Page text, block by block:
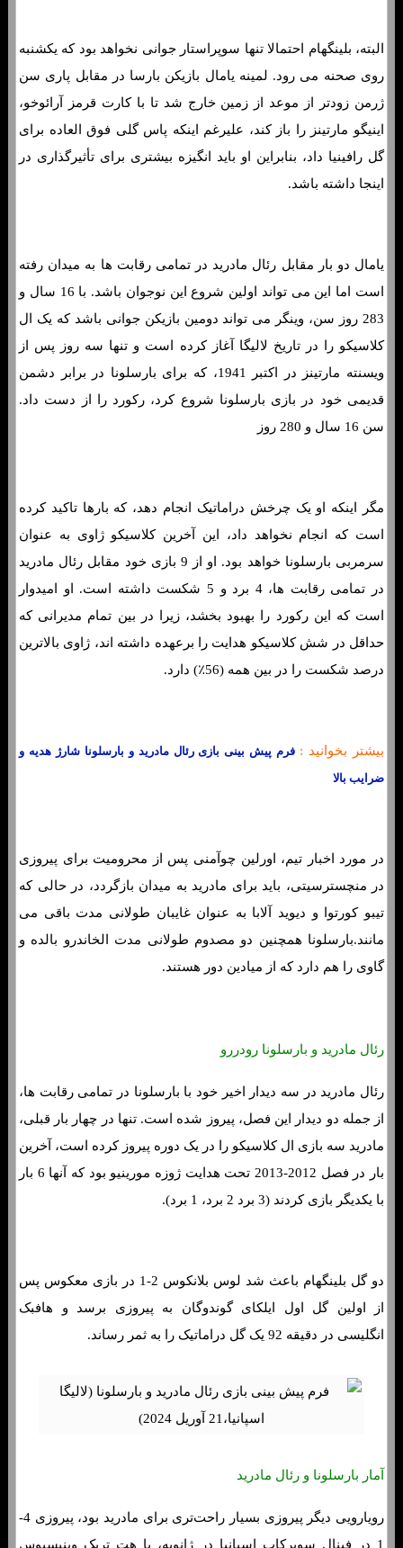
البته، بلینگهام احتمالا تنها سوپراستار جوانی نخواهد بود که یکشنبه
روی صحنه می رود. لمینه یامال بازیکن بارسا در مقابل پاری سن
ژرمن زودتر از موعد از زمین خارج شد تا با کارت قرمز آرائوخو،
اینیگو مارتینز را باز کند، علیرغم اینکه پاس گلی فوق العاده برای
گل رافینیا داد، بنابراین او باید انگیزه بیشتری برای تأثیرگذاری در
اینجا داشته باشد.
یامال دو بار مقابل رئال مادرید در تمامی رقابت ها به میدان رفته
است اما این می تواند اولین شروع این نوجوان باشد. با 16 سال و
283 روز سن، وینگر می تواند دومین بازیکن جوانی باشد که یک ال
کلاسیکو را در تاریخ لالیگا آغاز کرده است و تنها سه روز پس از
ویسنته مارتینز در اکتبر 1941، که برای بارسلونا در برابر دشمن
قدیمی خود در بازی بارسلونا شروع کرد، رکورد را از دست داد.
سن 16 سال و 280 روز
مگر اینکه او یک چرخش دراماتیک انجام دهد، که بارها تاکید کرده
است که انجام نخواهد داد، این آخرین کلاسیکو ژاوی به عنوان
سرمربی بارسلونا خواهد بود. او از 9 بازی خود مقابل رئال مادرید
در تمامی رقابت ها، 4 برد و 5 شکست داشته است. او امیدوار
است که این رکورد را بهبود بخشد، زیرا در بین تمام مدیرانی که
حداقل در شش کلاسیکو هدایت را برعهده داشته اند، ژاوی بالاترین
درصد شکست را در بین همه (56٪) دارد.
بیشتر بخوانید : فرم پیش بینی بازی رئال مادرید و بارسلونا شارژ هدیه و
ضرایب بالا
در مورد اخبار تیم، اورلین چوآمنی پس از محرومیت برای پیروزی
در منچسترسیتی، باید برای مادرید به میدان بازگردد، در حالی که
تیبو کورتوا و دیوید آلابا به عنوان غایبان طولانی مدت باقی می
مانند.بارسلونا همچنین دو مصدوم طولانی مدت الخاندرو بالده و
گاوی را هم دارد که از میادین دور هستند.
رئال مادرید و بارسلونا رودررو
رئال مادرید در سه دیدار اخیر خود با بارسلونا در تمامی رقابت ها،
از جمله دو دیدار این فصل، پیروز شده است. تنها در چهار بار قبلی،
مادرید سه بازی ال کلاسیکو را در یک دوره پیروز کرده است، آخرین
بار در فصل 2012-2013 تحت هدایت ژوزه مورینیو بود که آنها 6 بار
با یکدیگر بازی کردند (3 برد 2 برد، 1 برد).
دو گل بلینگهام باعث شد لوس بلانکوس 2-1 در بازی معکوس پس
از اولین گل اول ایلکای گوندوگان به پیروزی برسد و هافبک
انگلیسی در دقیقه 92 یک گل دراماتیک را به ثمر رساند.
آمار بارسلونا و رئال مادرید
رویارویی دیگر پیروزی بسیار راحت‌تری برای مادرید بود، پیروزی 4-
1 در فینال سوپرکاپ اسپانیا در ژانویه، با هت تریک وینیسیوس